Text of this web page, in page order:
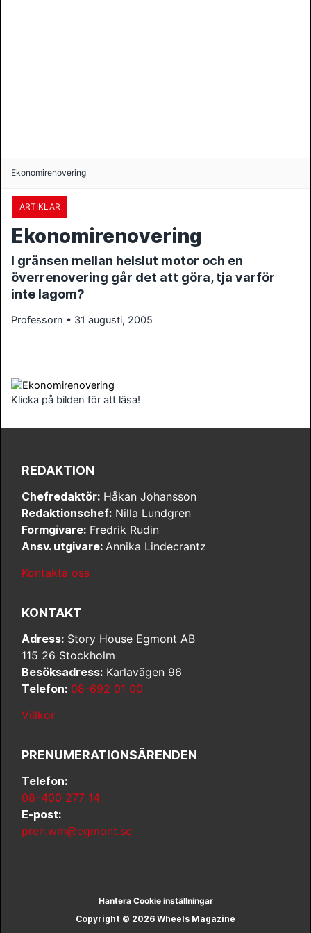
Ekonomirenovering
ARTIKLAR
Ekonomirenovering
I gränsen mellan helslut motor och en
överrenovering går det att göra, tja varför
inte lagom?
Professorn • 31 augusti, 2005
Klicka på bilden för att läsa!
REDAKTION
Chefredaktör: Håkan Johansson
Redaktionschef: Nilla Lundgren
Formgivare: Fredrik Rudin
Ansv. utgivare: Annika Lindecrantz
Kontakta oss
KONTAKT
Adress: Story House Egmont AB
115 26 Stockholm
Besöksadress: Karlavägen 96
Telefon: 08-692 01 00
Villkor
PRENUMERATIONSÄRENDEN
Telefon:
08–400 277 14
E-post:
pren.wm@egmont.se
Hantera Cookie inställningar
Copyright © 2026 Wheels Magazine